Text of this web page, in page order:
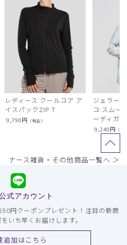
レディース:クールコア ア
イスパックZIP T
9,790円 （税込）
ジェラー
コ:スムー
ーディガン
9,240円 （税
ナース雑貨・その他商品一覧へ ＞
式アカウント
円クーポンプレゼント！注目の新商
いち早くお届けします。
追加はこちら